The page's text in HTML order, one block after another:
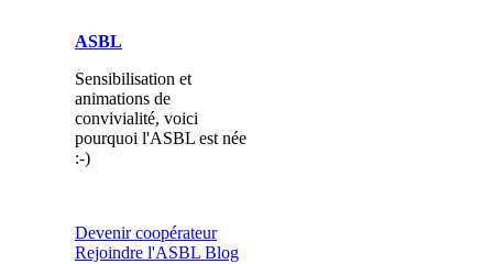
ASBL
Sensibilisation et
animations de
convivialité, voici
pourquoi l'ASBL est née
:-)
Devenir coopérateur
Rejoindre l'ASBL Blog